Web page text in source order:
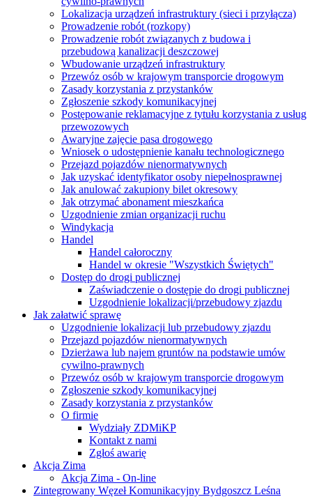
Lokalizacja urządzeń infrastruktury (sieci i przyłącza)
Prowadzenie robót (rozkopy)
Prowadzenie robót związanych z budowa i
przebudową kanalizacji deszczowej
Wbudowanie urządzeń infrastruktury
Przewóz osób w krajowym transporcie drogowym
Zasady korzystania z przystanków
Zgłoszenie szkody komunikacyjnej
Postępowanie reklamacyjne z tytułu korzystania z usług
przewozowych
Awaryjne zajęcie pasa drogowego
Wniosek o udostępnienie kanału technologicznego
Przejazd pojazdów nienormatywnych
Jak uzyskać identyfikator osoby niepełnosprawnej
Jak anulować zakupiony bilet okresowy
Jak otrzymać abonament mieszkańca
Uzgodnienie zmian organizacji ruchu
Windykacja
Handel
Handel całoroczny
Handel w okresie "Wszystkich Świętych"
Dostęp do drogi publicznej
Zaświadczenie o dostępie do drogi publicznej
Uzgodnienie lokalizacji/przebudowy zjazdu
Jak załatwić sprawę
Uzgodnienie lokalizacji lub przebudowy zjazdu
Przejazd pojazdów nienormatywnych
Dzierżawa lub najem gruntów na podstawie umów
cywilno-prawnych
Przewóz osób w krajowym transporcie drogowym
Zgłoszenie szkody komunikacyjnej
Zasady korzystania z przystanków
O firmie
Wydziały ZDMiKP
Kontakt z nami
Zgłoś awarię
Akcja Zima
Akcja Zima - On-line
Zintegrowany Węzeł Komunikacyjny Bydgoszcz Leśna